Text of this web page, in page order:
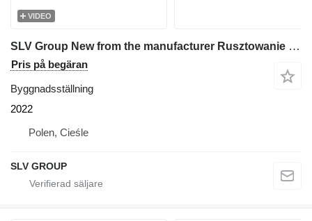
VIDEO
SLV Group New from the manufacturer Rusztowanie 500m2, Scaffolding,pastol
Pris på begäran
Byggnadsställning
2022
Polen, Cieśle
SLV GROUP